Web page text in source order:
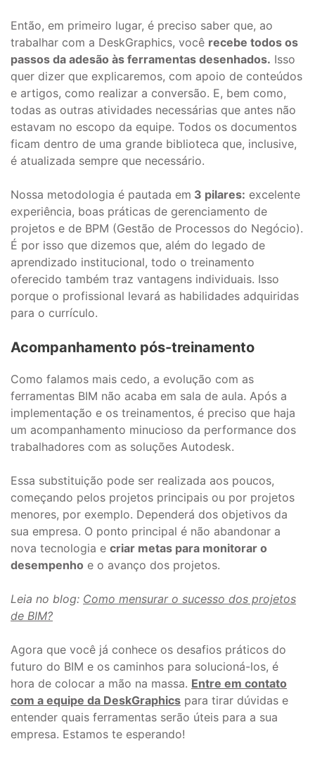
Então, em primeiro lugar, é preciso saber que, ao
trabalhar com a DeskGraphics, você recebe todos os
passos da adesão às ferramentas desenhados. Isso
quer dizer que explicaremos, com apoio de conteúdos
e artigos, como realizar a conversão. E, bem como,
todas as outras atividades necessárias que antes não
estavam no escopo da equipe. Todos os documentos
ficam dentro de uma grande biblioteca que, inclusive,
é atualizada sempre que necessário.
Nossa metodologia é pautada em 3 pilares: excelente
experiência, boas práticas de gerenciamento de
projetos e de BPM (Gestão de Processos do Negócio).
É por isso que dizemos que, além do legado de
aprendizado institucional, todo o treinamento
oferecido também traz vantagens individuais. Isso
porque o profissional levará as habilidades adquiridas
para o currículo.
Acompanhamento pós-treinamento
Como falamos mais cedo, a evolução com as
ferramentas BIM não acaba em sala de aula. Após a
implementação e os treinamentos, é preciso que haja
um acompanhamento minucioso da performance dos
trabalhadores com as soluções Autodesk.
Essa substituição pode ser realizada aos poucos,
começando pelos projetos principais ou por projetos
menores, por exemplo. Dependerá dos objetivos da
sua empresa. O ponto principal é não abandonar a
nova tecnologia e criar metas para monitorar o
desempenho e o avanço dos projetos.
Leia no blog: Como mensurar o sucesso dos projetos
de BIM?
Agora que você já conhece os desafios práticos do
futuro do BIM e os caminhos para solucioná-los, é
hora de colocar a mão na massa. Entre em contato
com a equipe da DeskGraphics para tirar dúvidas e
entender quais ferramentas serão úteis para a sua
empresa. Estamos te esperando!